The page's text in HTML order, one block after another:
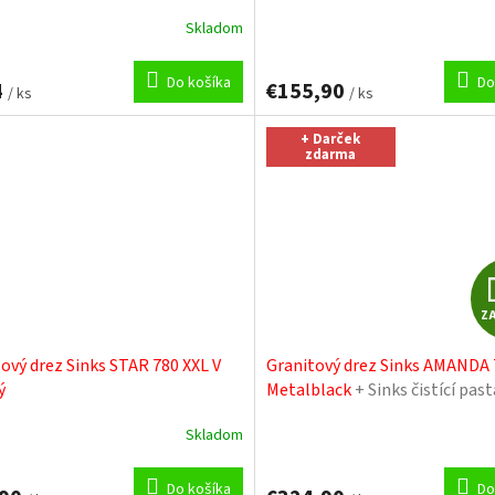
Skladom
/ ks Do košíka
je
4,7
€155,90 / ks
drez Sinks STAR 780 XXL V
Skladom
Do košíka
+ Darček
zdarma
Granitový drez Sinks AMANDA
Metalblack+ Sinks čistící